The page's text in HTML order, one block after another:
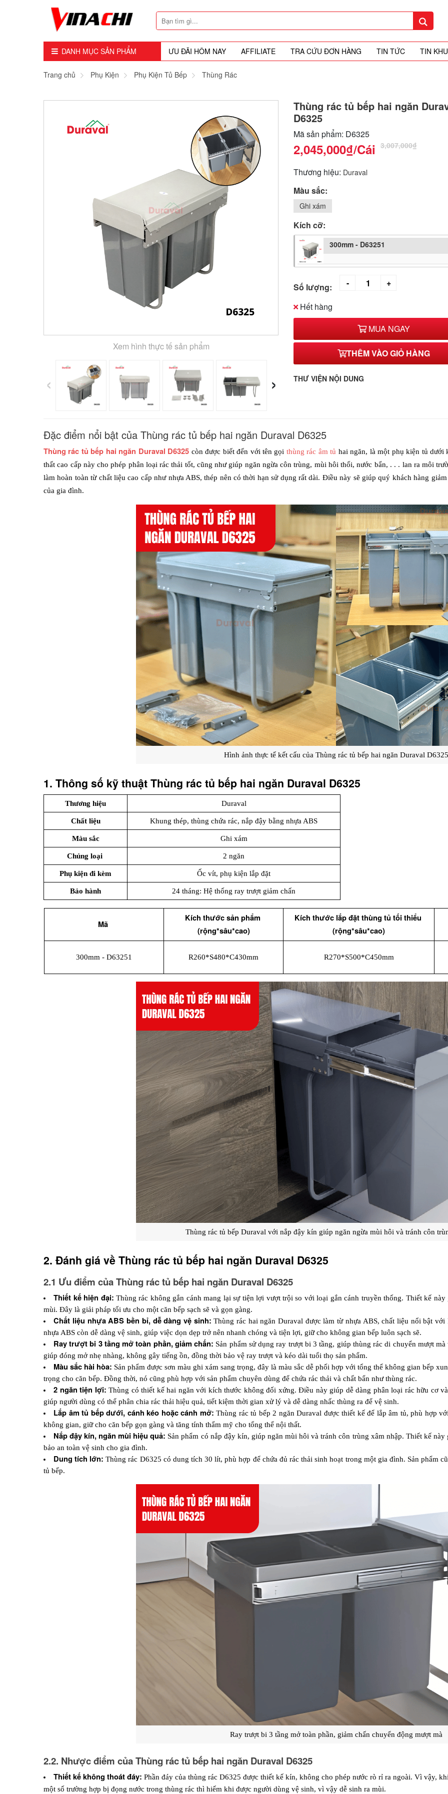
DANH MỤC SẢN PHẨM ƯU ĐÃI HÔM NAY AFFILIATE TRA CỨU ĐƠN HÀNG TIN TỨC TIN
Dụng Cụ - Công Cụ
Máy Cầm Tay
Vật Tư Tiêu Hao
Khóa - Phụ Kiện Cửa
Trang chủ Phụ Kiện Phụ Kiện Tủ Bếp Thùng Rác
Xem hình thực tế sản phẩm
‹ ›
Thùng rác tủ bếp hai ngăn
D6325
Mã sản phẩm: D6325
2,045,000₫/Cái 3,007,000₫
Thương hiệu: Duraval
Màu sắc:
Ghi xám
Kích cỡ:
300mm - D63251
Số lượng:
Hết hàng
MUA NGAY
THÊM VÀO GIỎ HÀNG
THƯ VIỆN NỘI DUNG
Đặc điểm nổi bật của Thùng rác tủ bếp hai ngăn Duraval D6325
Thùng rác tủ bếp hai ngăn Duraval D6325 còn được biết đến với tên gọi thùng rác âm tủ hai ngăn, là một phụ kiện tủ
thất cao cấp này cho phép phân loại rác thải tốt, cũng như giúp ngăn ngừa côn trùng, mùi hôi thối, nước bẩn, . . . lan ra môi
làm hoàn toàn từ chất liệu cao cấp như nhựa ABS, thép nên có thời hạn sử dụng rất dài. Điều này sẽ giúp quý khách hàng
của gia đình.
Hình ảnh thực tế kết cấu của Thùng rác tủ bếp hai ngăn Duraval D6325
1. Thông số kỹ thuật Thùng rác tủ bếp hai ngăn Duraval D6325
Thương hiệu Duraval
Chất liệu Khung thép, thùng chứa rác, nắp đậy bằng nhựa ABS
Màu sắc Ghi xám
Chủng loại 2 ngăn
Phụ kiện đi kèm Ốc vít, phụ kiện lắp đặt
Bảo hành 24 tháng: Hệ thống ray trượt giảm chấn
Mã
Kích thước sản phẩm
(rộng*sâu*cao)
Kích thước lắp đặt thùng tủ tối thiểu
(rộng*sâu*cao)
300mm - D63251 R260*S480*C430mm R270*S500*C450mm
Thùng rác tủ bếp Duraval với nắp đậy kín giúp ngăn ngừa mùi hôi và tránh côn
2. Đánh giá về Thùng rác tủ bếp hai ngăn Duraval D6325
2.1 Ưu điểm của Thùng rác tủ bếp hai ngăn Duraval D6325
Thiết kế hiện đại: Thùng rác không gắn cánh mang lại sự tiện lợi vượt trội so với loại gắn cánh truyền thống. Thiết kế
mùi. Đây là giải pháp tối ưu cho một căn bếp sạch sẽ và gọn gàng.
Chất liệu nhựa ABS bền bỉ, dễ dàng vệ sinh: Thùng rác hai ngăn Duraval được làm từ nhựa ABS, chất liệu nổi bật
nhựa ABS còn dễ dàng vệ sinh, giúp việc dọn dẹp trở nên nhanh chóng và tiện lợi, giữ cho không gian bếp luôn sạch sẽ.
Ray trượt bi 3 tầng mở toàn phần, giảm chấn: Sản phẩm sử dụng ray trượt bi 3 tầng, giúp thùng rác di chuyển mượt
giúp đóng mở nhẹ nhàng, không gây tiếng ồn, đồng thời bảo vệ ray trượt và kéo dài tuổi thọ sản phẩm.
Màu sắc hài hòa: Sản phẩm được sơn màu ghi xám sang trọng, đây là màu sắc dễ phối hợp với tổng thể không gian bếp
trọng cho căn bếp. Đồng thời, nó cũng phù hợp với sản phẩm chuyên dùng để chứa rác thải và chất bẩn như thùng rác.
2 ngăn tiện lợi: Thùng có thiết kế hai ngăn với kích thước không đối xứng. Điều này giúp dễ dàng phân loại rác hữu cơ
giúp người dùng có thể phân chia rác thải hiệu quả, tiết kiệm thời gian xử lý và dễ dàng nhấc thùng ra để vệ sinh.
Lắp âm tủ bếp dưới, cánh kéo hoặc cánh mở: Thùng rác tủ bếp 2 ngăn Duraval được thiết kế để lắp âm tủ, phù hợp
không gian, giữ cho căn bếp gọn gàng và tăng tính thẩm mỹ cho tổng thể nội thất.
Nắp đậy kín, ngăn mùi hiệu quả: Sản phẩm có nắp đậy kín, giúp ngăn mùi hôi và tránh côn trùng xâm nhập. Thiết kế
bảo an toàn vệ sinh cho gia đình.
Dung tích lớn: Thùng rác D6325 có dung tích 30 lít, phù hợp để chứa đủ rác thải sinh hoạt trong một gia đình. Sản phẩm
tủ bếp.
Ray trượt bi 3 tầng mở toàn phần, giảm chấn chuyển động mượt mà
2.2. Nhược điểm của Thùng rác tủ bếp hai ngăn Duraval D6325
Thiết kế không thoát đáy: Phần đáy của thùng rác D6325 được thiết kế kín, không cho phép nước rò rỉ ra ngoài. Vì vậy,
một số trường hợp bị đọng nước trong thùng rác thì hiếm khi được người dùng vệ sinh, vì vậy dễ sinh ra mùi.